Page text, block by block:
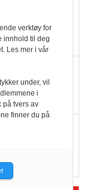
fulle
butikken
verktøy for
innhold til deg
Les mer i vår
under, vil
i
på tvers av
finner du på